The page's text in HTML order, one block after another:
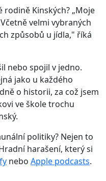
rodině Kinských? „Moje
velmi vybraných
způsobů u jídla," říká
nebo spojil v jedno.
jako u každého
o historii, za což jsem
ve škole trochu
politiky? Nejen to
harašení, který si
nebo Apple podcasts.